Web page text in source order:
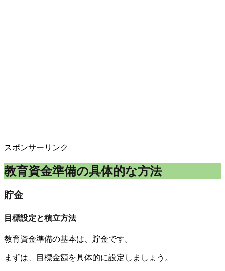
スポンサーリンク
教育資金準備の具体的な方法
貯金
目標設定と積立方法
教育資金準備の基本は、貯金です。
まずは、目標金額を具体的に設定しましょう。